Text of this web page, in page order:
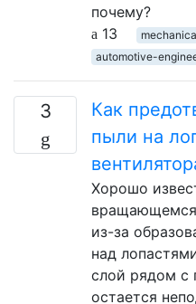
почему?
13
automotive-
3
Как
пыли на
Хорошо
вращающемся
из-за
над
слой рядом с
остается